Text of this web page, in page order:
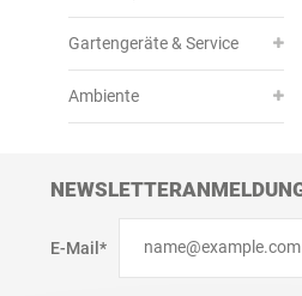
Gartengeräte & Service
Ambiente
E-Mail*